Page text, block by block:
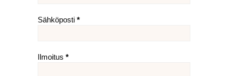
Sähköposti *
Ilmoitus *